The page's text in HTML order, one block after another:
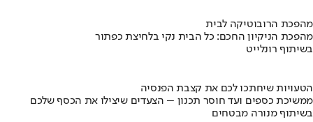
מהפכת הרובוטיקה לבית
מהפכת הניקיון החכם: כל הבית נקי בלחיצת כפתור
בשיתוף רונלייט
הטעויות שיחתכו לכם את קצבת הפנסיה
ממשיכת כספים ועד חוסר תכנון – הצעדים שיצילו את הכסף שלכם
בשיתוף מנורה מבטחים